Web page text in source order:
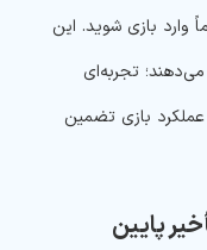
وارد بازی شوید. این
تجربه‌ای
بازی تضمین